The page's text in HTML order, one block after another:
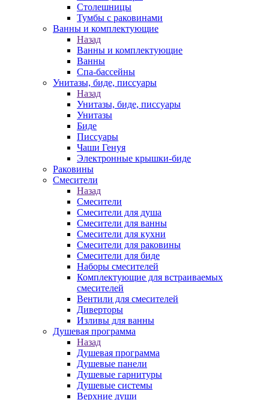
Столешницы
Тумбы с раковинами
Ванны и комплектующие
Назад
Ванны и комплектующие
Ванны
Спа-бассейны
Унитазы, биде, писсуары
Назад
Унитазы, биде, писсуары
Унитазы
Биде
Писсуары
Чаши Генуя
Электронные крышки-биде
Раковины
Смесители
Назад
Смесители
Смесители для душа
Смесители для ванны
Смесители для кухни
Смесители для раковины
Смесители для биде
Наборы смесителей
Комплектующие для встраиваемых
смесителей
Вентили для смесителей
Диверторы
Изливы для ванны
Душевая программа
Назад
Душевая программа
Душевые панели
Душевые гарнитуры
Душевые системы
Верхние души